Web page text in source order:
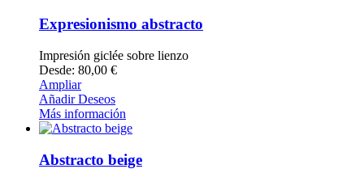
Expresionismo abstracto
Impresión giclée sobre lienzo
Desde: 80,00 €
Ampliar
Añadir Deseos
Más información
Abstracto beige